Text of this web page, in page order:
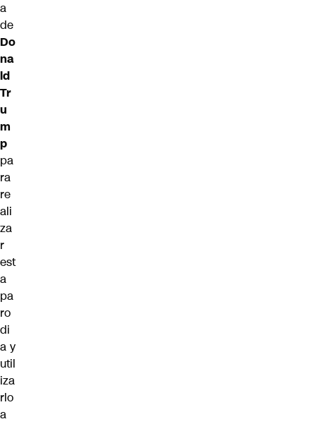
a
de
Do
na
ld
Tr
u
m
p
pa
ra
re
ali
za
r
est
a
pa
ro
di
a y
util
iza
rlo
a